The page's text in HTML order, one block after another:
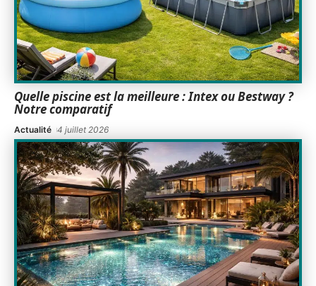
Quelle piscine est la meilleure : Intex ou Bestway ?
Notre comparatif
Actualité 4 juillet 2026